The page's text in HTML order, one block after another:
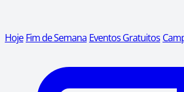
Hoje Fim de Semana Eventos Gratuitos